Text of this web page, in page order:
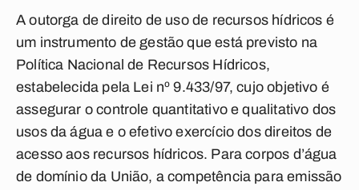
A outorga de direito de uso de recursos hídricos é
um instrumento de gestão que está previsto na
Política Nacional de Recursos Hídricos,
estabelecida pela Lei nº 9.433/97, cujo objetivo é
assegurar o controle quantitativo e qualitativo dos
usos da água e o efetivo exercício dos direitos de
acesso aos recursos hídricos. Para corpos d’água
de domínio da União, a competência para emissão